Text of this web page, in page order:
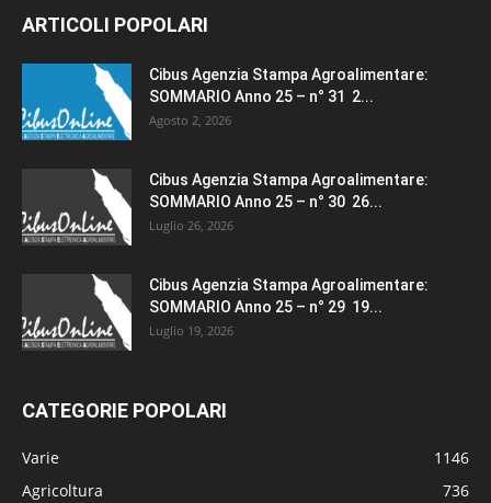
ARTICOLI POPOLARI
Cibus Agenzia Stampa Agroalimentare:
SOMMARIO Anno 25 – n° 31 2...
Agosto 2, 2026
Cibus Agenzia Stampa Agroalimentare:
SOMMARIO Anno 25 – n° 30 26...
Luglio 26, 2026
Cibus Agenzia Stampa Agroalimentare:
SOMMARIO Anno 25 – n° 29 19...
Luglio 19, 2026
CATEGORIE POPOLARI
Varie
1146
Agricoltura
736